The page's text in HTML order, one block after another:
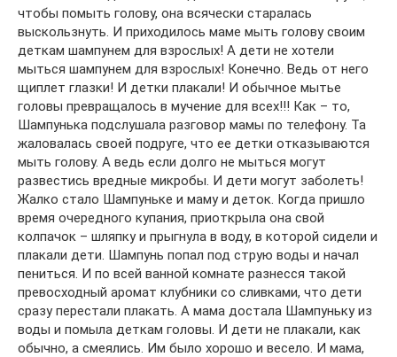
чтобы помыть голову, она всячески старалась
выскользнуть. И приходилось маме мыть голову своим
деткам шампунем для взрослых! А дети не хотели
мыться шампунем для взрослых! Конечно. Ведь от него
щиплет глазки! И детки плакали! И обычное мытье
головы превращалось в мучение для всех!!! Как – то,
Шампунька подслушала разговор мамы по телефону. Та
жаловалась своей подруге, что ее детки отказываются
мыть голову. А ведь если долго не мыться могут
развестись вредные микробы. И дети могут заболеть!
Жалко стало Шампуньке и маму и деток. Когда пришло
время очередного купания, приоткрыла она свой
колпачок – шляпку и прыгнула в воду, в которой сидели и
плакали дети. Шампунь попал под струю воды и начал
пениться. И по всей ванной комнате разнесся такой
превосходный аромат клубники со сливками, что дети
сразу перестали плакать. А мама достала Шампуньку из
воды и помыла деткам головы. И дети не плакали, как
обычно, а смеялись. Им было хорошо и весело. И мама,